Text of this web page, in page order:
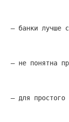
— банки лучше
— не понятна
— для простого